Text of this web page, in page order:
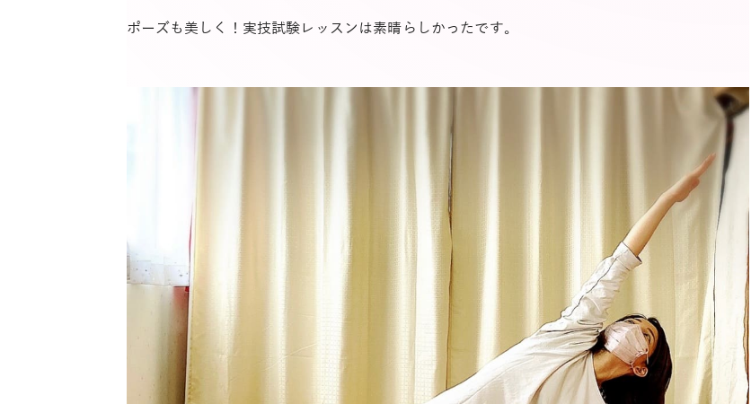
ポーズも美しく！実技試験レッスンは素晴らしかったです。